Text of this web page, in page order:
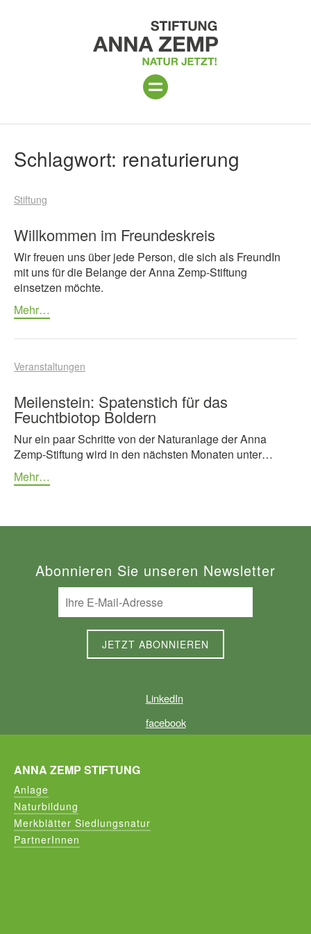
PROGRAMM 2026
PROJEKTE
BESUCH
UNTERSTÜTZEN
ÜBER UNS
Schlagwort: renaturierung
Stiftung
Willkommen im Freundeskreis
Wir freuen uns über jede Person, die sich als FreundIn
mit uns für die Belange der Anna Zemp-Stiftung
einsetzen möchte.
Mehr…
Veranstaltungen
Meilenstein: Spatenstich für das
Feuchtbiotop Boldern
Nur ein paar Schritte von der Naturanlage der Anna
Zemp-Stiftung wird in den nächsten Monaten unter…
Mehr…
Abonnieren Sie unseren Newsletter
LinkedIn
facebook
ANNA ZEMP STIFTUNG
Anlage
Naturbildung
Merkblätter Siedlungsnatur
PartnerInnen